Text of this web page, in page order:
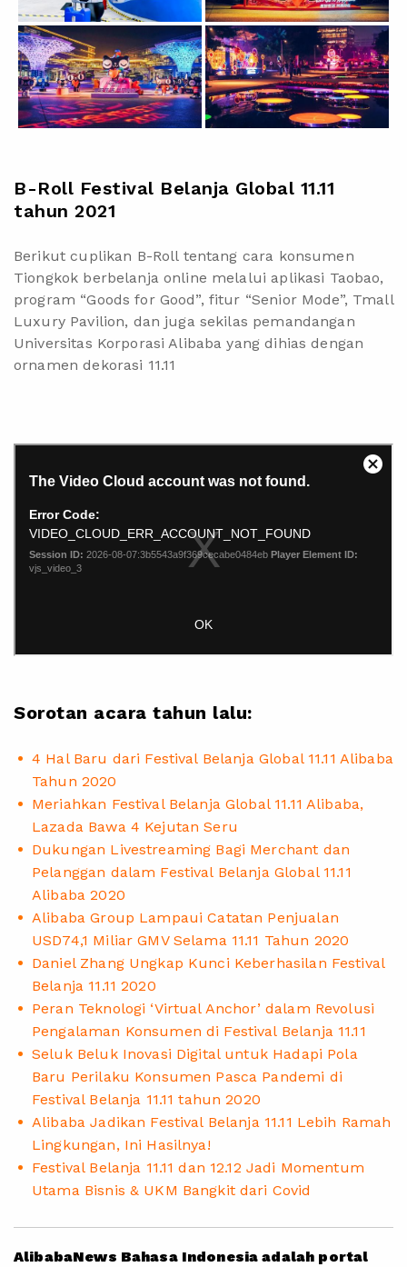
B-Roll Festival Belanja Global 11.11
tahun 2021
Berikut cuplikan B-Roll tentang cara konsumen
Tiongkok berbelanja online melalui aplikasi Taobao,
program “Goods for Good”, fitur “Senior Mode”, Tmall
Luxury Pavilion, dan juga sekilas pemandangan
Universitas Korporasi Alibaba yang dihias dengan
ornamen dekorasi 11.11
Sorotan acara tahun lalu:
4 Hal Baru dari Festival Belanja Global 11.11 Alibaba
Tahun 2020
Meriahkan Festival Belanja Global 11.11 Alibaba,
Lazada Bawa 4 Kejutan Seru
Dukungan Livestreaming Bagi Merchant dan
Pelanggan dalam Festival Belanja Global 11.11
Alibaba 2020
Alibaba Group Lampaui Catatan Penjualan
USD74,1 Miliar GMV Selama 11.11 Tahun 2020
Daniel Zhang Ungkap Kunci Keberhasilan Festival
Belanja 11.11 2020
Peran Teknologi ‘Virtual Anchor’ dalam Revolusi
Pengalaman Konsumen di Festival Belanja 11.11
Seluk Beluk Inovasi Digital untuk Hadapi Pola
Baru Perilaku Konsumen Pasca Pandemi di
Festival Belanja 11.11 tahun 2020
Alibaba Jadikan Festival Belanja 11.11 Lebih Ramah
Lingkungan, Ini Hasilnya!
Festival Belanja 11.11 dan 12.12 Jadi Momentum
Utama Bisnis & UKM Bangkit dari Covid
AlibabaNews Bahasa Indonesia adalah portal